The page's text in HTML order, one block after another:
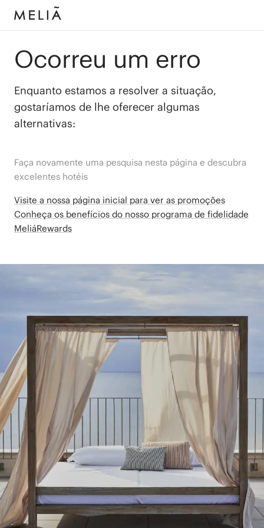
Ocorreu um erro
Enquanto estamos a resolver a situação,
gostaríamos de lhe oferecer algumas
alternativas:
Faça novamente uma pesquisa nesta página e descubra
excelentes hotéis
Visite a nossa página inicial para ver as promoções
Conheça os benefícios do nosso programa de fidelidade
MeliáRewards